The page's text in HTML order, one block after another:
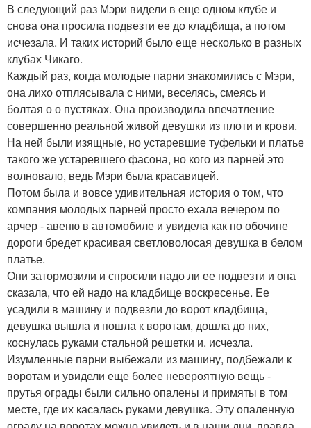
В следующий раз Мэри видели в еще одном клубе и
снова она просила подвезти ее до кладбища, а потом
исчезала. И таких историй было еще несколько в разных
клубах Чикаго.
Каждый раз, когда молодые парни знакомились с Мэри,
она лихо отплясывала с ними, веселясь, смеясь и
болтая о о пустяках. Она производила впечатление
совершенно реальной живой девушки из плоти и крови.
На ней были изящные, но устаревшие туфельки и платье
такого же устаревшего фасона, но кого из парней это
волновало, ведь Мэри была красавицей.
Потом была и вовсе удивительная история о том, что
компания молодых парней просто ехала вечером по
арчер - авеню в автомобиле и увидела как по обочине
дороги бредет красивая светловолосая девушка в белом
платье.
Они затормозили и спросили надо ли ее подвезти и она
сказала, что ей надо на кладбище воскресенье. Ее
усадили в машину и подвезли до ворот кладбища,
девушка вышла и пошла к воротам, дошла до них,
коснулась руками стальной решетки и. исчезла.
Изумленные парни выбежали из машину, подбежали к
воротам и увидели еще более невероятную вещь -
прутья ограды были сильно опалены и примяты в том
месте, где их касалась руками девушка. Эту опаленную